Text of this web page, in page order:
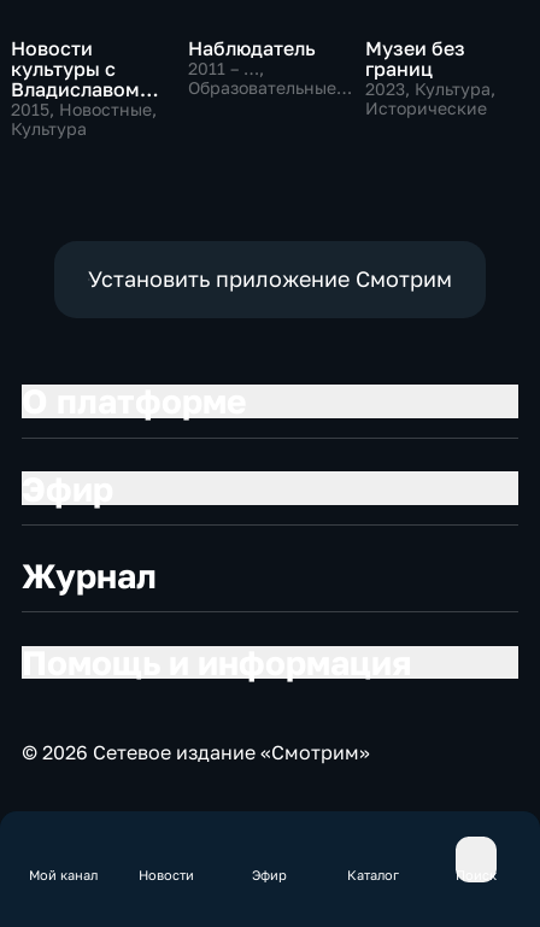
Мой канал Новости Эфир Каталог Поиск
Новости
культуры с
Владиславом
Флярковским
2015, Новостные,
Культура
Наблюдатель
2011 – …,
Образовательные,
Музеи без
границ
2023, Культура,
Исторические
Установить приложение Смотрим
Журнал
© 2026 Сетевое издание «Смотрим»